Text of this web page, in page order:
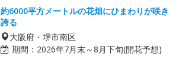
約6000平方メートルの花畑にひまわりが咲き
誇る
大阪府・堺市南区
期間： 2026年7月末～8月下旬(開花予想)